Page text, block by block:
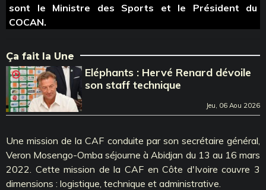
sont le Ministre des Sports et le Président du
COCAN.
Ça fait la Une
Eléphants : Hervé Renard dévoile
son staff technique
Jeu, 06 Aou 2026
Une mission de la CAF conduite par son secrétaire général,
Veron Mosengo-Omba séjourne à Abidjan du 13 au 16 mars
2022. Cette mission de la CAF en Côte d'Ivoire couvre 3
dimensions : logistique, technique et administrative.